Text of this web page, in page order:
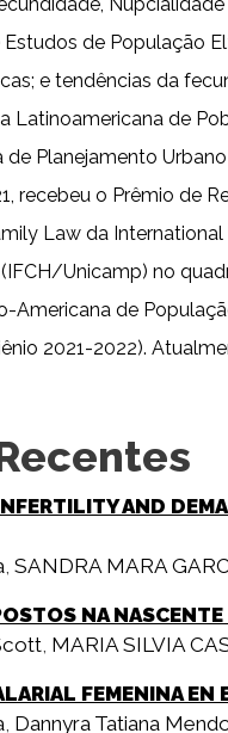
de População
e tendências da
Latinoamericana de
de Planejamento
recebeu o Prêmio de
Law da
Unicamp) no
Americana de
2021-2022).
AND
, SANDRA MARA
NA
, MARIA SILVIA
FEMENINA
, Dannyra Tatiana